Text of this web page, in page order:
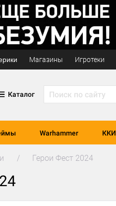
Магазины Игротеки
Каталог
Warhammer ККИ
Герои Фест 2024